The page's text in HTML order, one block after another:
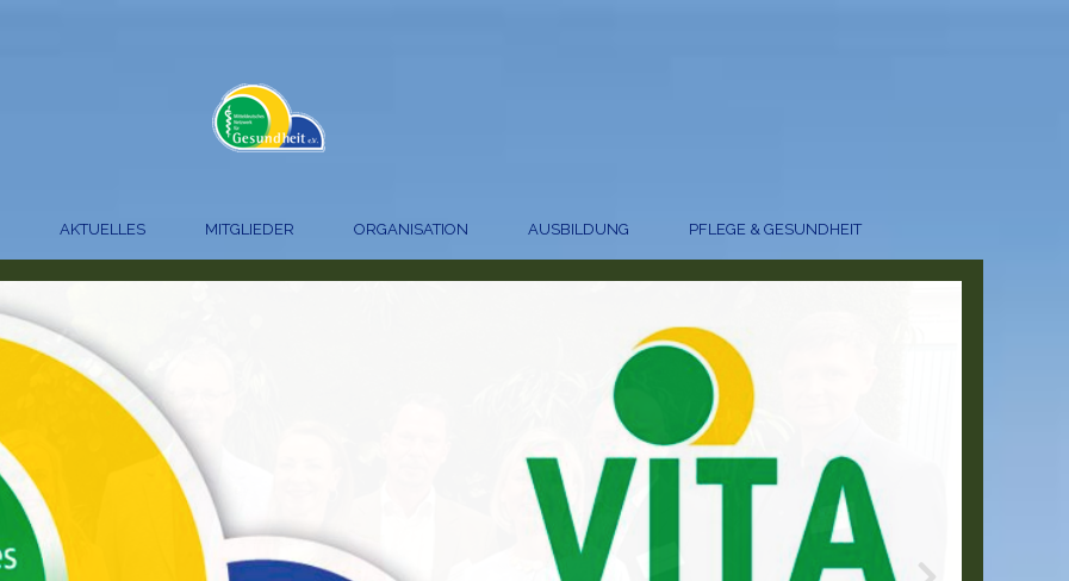
AKTUELLES MITGLIEDER ORGANISATION AUSBILDUNG PFLEGE & GESUNDHEIT